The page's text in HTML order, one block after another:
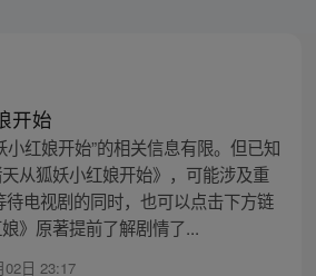
开始
小红娘开始”的相关信息有限。但已知
从狐妖小红娘开始》，可能涉及重
电视剧的同时，也可以点击下方链
》原著提前了解剧情了...
02日 23:17